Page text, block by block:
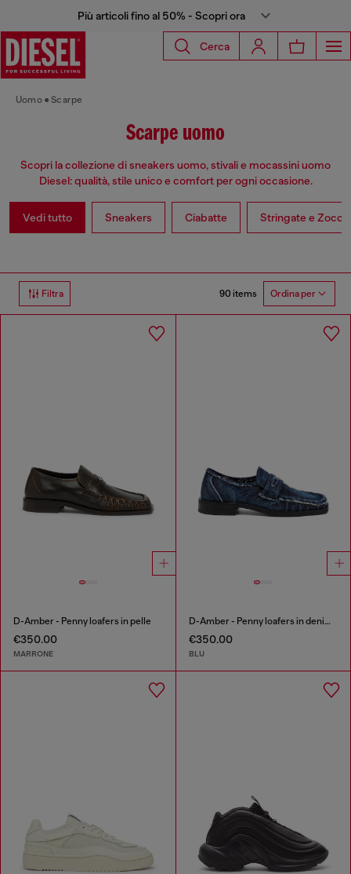
Più articoli fino al 50% - Scopri ora
Cerca
Uomo Scarpe
Scarpe uomo
Scopri la collezione di sneakers uomo, stivali e mocassini uomo
Diesel: qualità, stile unico e comfort per ogni occasione.
Vedi tutto Sneakers Ciabatte Stringate e
Filtra 90 items Ordina per
D-Amber - Penny loafers in pelle
€350.00
MARRONE
D-Amber - Penny loafers in denim a taglio vivo
€350.00
BLU